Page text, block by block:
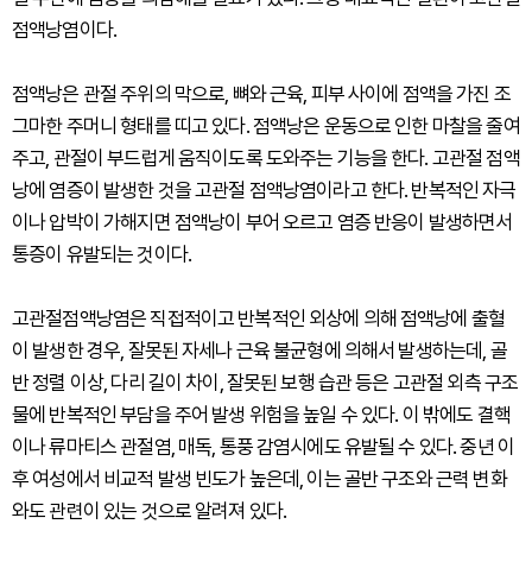
점액낭염이다.
점액낭은 관절 주위의 막으로, 뼈와 근육, 피부 사이에 점액을 가진 조
그마한 주머니 형태를 띠고 있다. 점액낭은 운동으로 인한 마찰을 줄여
주고, 관절이 부드럽게 움직이도록 도와주는 기능을 한다. 고관절 점액
낭에 염증이 발생한 것을 고관절 점액낭염이라고 한다. 반복적인 자극
이나 압박이 가해지면 점액낭이 부어 오르고 염증 반응이 발생하면서
통증이 유발되는 것이다.
고관절점액낭염은 직접적이고 반복적인 외상에 의해 점액낭에 출혈
이 발생한 경우, 잘못된 자세나 근육 불균형에 의해서 발생하는데, 골
반 정렬 이상, 다리 길이 차이, 잘못된 보행 습관 등은 고관절 외측 구조
물에 반복적인 부담을 주어 발생 위험을 높일 수 있다. 이 밖에도 결핵
이나 류마티스 관절염, 매독, 통풍 감염시에도 유발될 수 있다. 중년 이
후 여성에서 비교적 발생 빈도가 높은데, 이는 골반 구조와 근력 변화
와도 관련이 있는 것으로 알려져 있다.